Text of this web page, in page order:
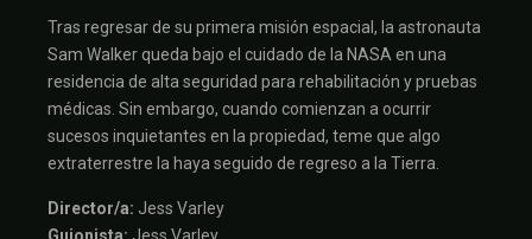
Tras regresar de su primera misión espacial, la astronauta
Sam Walker queda bajo el cuidado de la NASA en una
residencia de alta seguridad para rehabilitación y pruebas
médicas. Sin embargo, cuando comienzan a ocurrir
sucesos inquietantes en la propiedad, teme que algo
extraterrestre la haya seguido de regreso a la Tierra.
Director/a: Jess Varley
Guionista: Jess Varley